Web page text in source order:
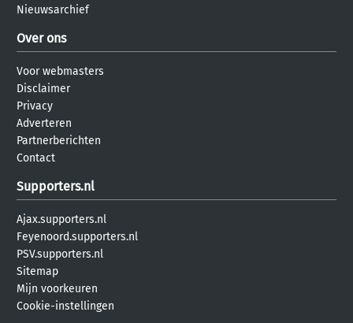
Nieuwsarchief
Over ons
Voor webmasters
Disclaimer
Privacy
Adverteren
Partnerberichten
Contact
Supporters.nl
Ajax.supporters.nl
Feyenoord.supporters.nl
PSV.supporters.nl
Sitemap
Mijn voorkeuren
Cookie-instellingen